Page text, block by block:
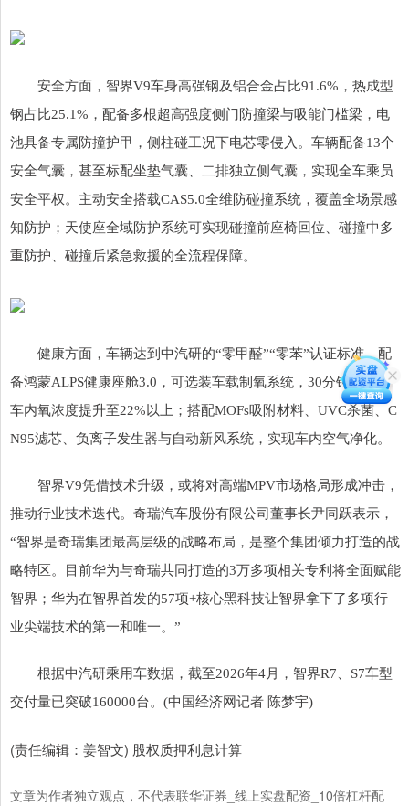
安全方面，智界V9车身高强钢及铝合金占比91.6%，热成型
钢占比25.1%，配备多根超高强度侧门防撞梁与吸能门槛梁，电
池具备专属防撞护甲，侧柱碰工况下电芯零侵入。车辆配备13个
安全气囊，甚至标配坐垫气囊、二排独立侧气囊，实现全车乘员
安全平权。主动安全搭载CAS5.0全维防碰撞系统，覆盖全场景感
知防护；天使座全域防护系统可实现碰撞前座椅回位、碰撞中多
重防护、碰撞后紧急救援的全流程保障。
健康方面，车辆达到中汽研的“零甲醛”“零苯”认证标准，配
备鸿蒙ALPS健康座舱3.0，可选装车载制氧系统，30分钟内可将
车内氧浓度提升至22%以上；搭配MOFs吸附材料、UVC杀菌、C
N95滤芯、负离子发生器与自动新风系统，实现车内空气净化。
智界V9凭借技术升级，或将对高端MPV市场格局形成冲击，
推动行业技术迭代。奇瑞汽车股份有限公司董事长尹同跃表示，
“智界是奇瑞集团最高层级的战略布局，是整个集团倾力打造的战
略特区。目前华为与奇瑞共同打造的3万多项相关专利将全面赋能
智界；华为在智界首发的57项+核心黑科技让智界拿下了多项行
业尖端技术的第一和唯一。”
根据中汽研乘用车数据，截至2026年4月，智界R7、S7车型
交付量已突破160000台。(中国经济网记者 陈梦宇)
(责任编辑：姜智文) 股权质押利息计算
文章为作者独立观点，不代表联华证券_线上实盘配资_10倍杠杆配